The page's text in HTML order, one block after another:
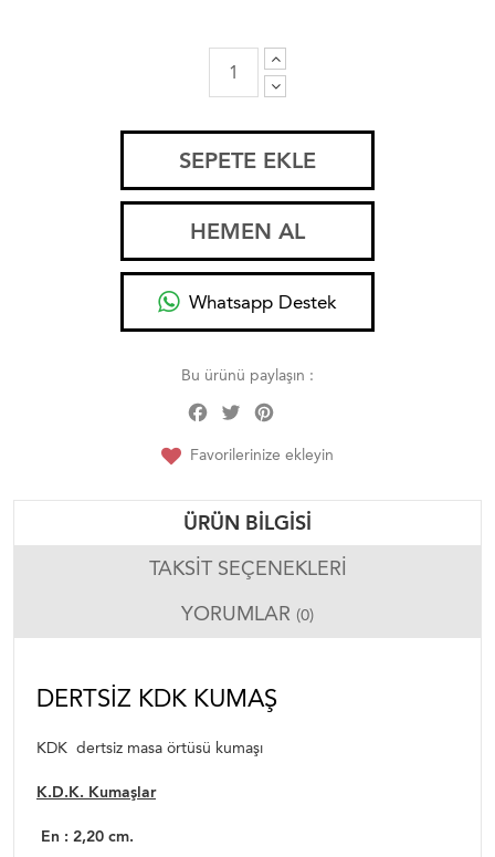
SEPETE EKLE
HEMEN AL
Whatsapp Destek
Bu ürünü paylaşın :
Facebook
Twitter
Favorilerinize ekleyin
ÜRÜN BILGISI
TAKSIT SEÇENEKLERI
YORUMLAR (0)
DERTSIZ KDK KUMAŞ
KDK dertsiz masa örtüsü kumaşı
K.D.K. Kumaşlar
En : 2,20 cm.